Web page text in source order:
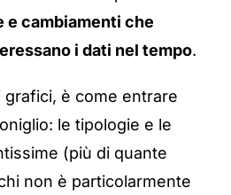
e cambiamenti che
i dati nel tempo.
grafici, è come entrare
le tipologie e le
(più di quante
non è particolarmente